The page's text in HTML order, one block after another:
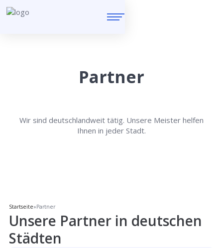
Partner
Wir sind deutschlandweit tätig. Unsere Meister helfen
Ihnen in jeder Stadt.
Startseite»Partner
Unsere Partner in deutschen
Städten